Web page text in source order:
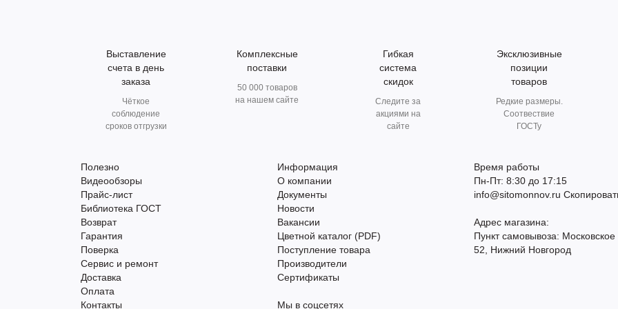
Выставление
счета в день
заказа
Чёткое
соблюдение
сроков отгрузки
Комплексные
поставки
50 000 товаров
на нашем сайте
Гибкая
система
скидок
Следите за
акциями на
сайте
Эксклюзивные
позиции
товаров
Редкие размеры.
Соотвествие
ГОСТу
Полезно
Видеообзоры
Прайс-лист
Библиотека ГОСТ
Возврат
Гарантия
Поверка
Сервис и ремонт
Доставка
Оплата
Контакты
Информация
О компании
Документы
Новости
Вакансии
Цветной каталог (PDF)
Поступление товара
Производители
Сертификаты
Мы в соцсетях
Время работы
Пн-Пт: 8:30 до 17:15
info@sitomonnov.ru
Адрес магазина:
Пункт самовывоза:
52, Нижний Новгород